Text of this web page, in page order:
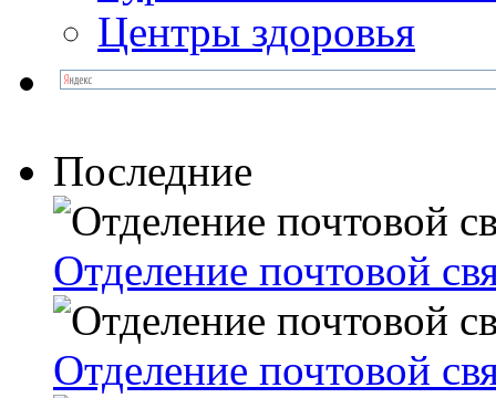
Центры здоровья
Последние
Отделение почтовой
Отделение почтовой